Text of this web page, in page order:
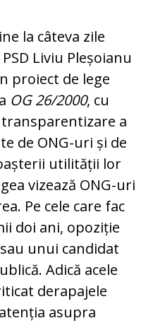
la câteva zile
Liviu Pleșoianu
proiect de lege
OG 26/2000, cu
a
de ONG-uri și de
utilității lor
vizează ONG-uri
Pe cele ca­re fac
doi ani, opo­ziție
unui candidat
Adică acele
derapajele
asupra